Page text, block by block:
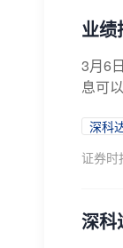
业绩
3月6
息可
深科
证券时
深科